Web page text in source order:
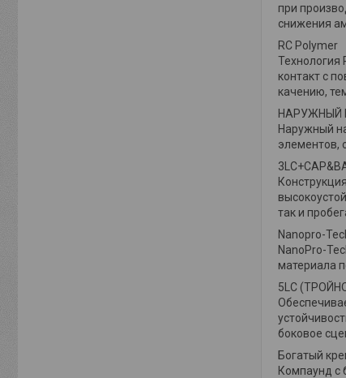
при
снижения
RC Polymer
Технология
контакт с
качению,
НАРУЖНЫЙ
Наружный
элементов,
так и
Nanopro-
NanoPro-
материала
5LC
боковое
Богатый
Компаунд с